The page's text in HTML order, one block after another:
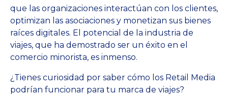
que las organizaciones interactúan con los clientes,
optimizan las asociaciones y monetizan sus bienes
raíces digitales. El potencial de la industria de
viajes, que ha demostrado ser un éxito en el
comercio minorista, es inmenso.
¿Tienes curiosidad por saber cómo los Retail Media
podrían funcionar para tu marca de viajes?